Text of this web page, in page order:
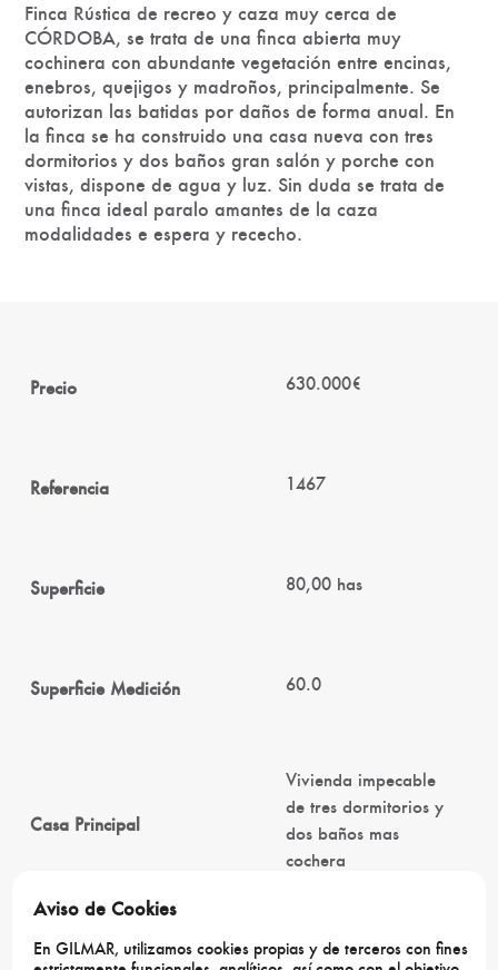
Finca Rústica de recreo y caza muy cerca de
CÓRDOBA, se trata de una finca abierta muy
cochinera con abundante vegetación entre encinas,
enebros, quejigos y madroños, principalmente. Se
autorizan las batidas por daños de forma anual. En
la finca se ha construido una casa nueva con tres
dormitorios y dos baños gran salón y porche con
vistas, dispone de agua y luz. Sin duda se trata de
una finca ideal paralo amantes de la caza
modalidades e espera y rececho.
Precio 630.000€
Referencia 1467
Superficie 80,00 has
Superficie Medición 60.0
Casa Principal
Vivienda impecable
de tres dormitorios y
dos baños mas
cochera
Nave cochera y
Aviso de Cookies
En GILMAR, utilizamos cookies propias y de terceros con fines